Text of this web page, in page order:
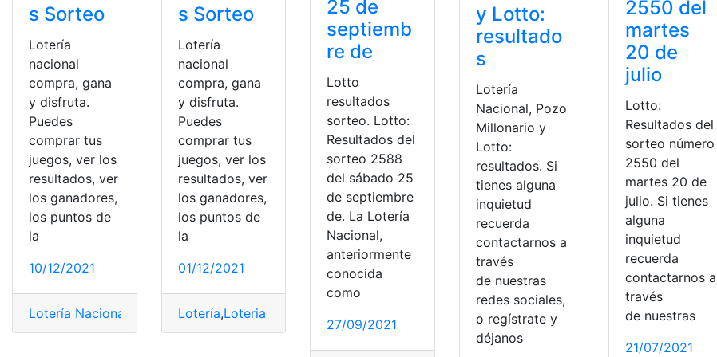
s Sorteo
Lotería
nacional
compra, gana
y disfruta.
Puedes
comprar tus
juegos, ver los
resultados, ver
los ganadores,
los puntos de
la
10/12/2021
Lotería Nacional Pozo Millonario,Raspaditas
s Sorteo
Lotería
nacional
compra, gana
y disfruta.
Puedes
comprar tus
juegos, ver los
resultados, ver
los ganadores,
los puntos de
la
01/12/2021
Lotería,Loteria Nacional Raspaditas
25 de
septiemb
re de
Lotto
resultados
sorteo. Lotto:
Resultados del
sorteo 2588
del sábado 25
de septiembre
de. La Lotería
Nacional,
anteriormente
conocida
como
27/09/2021
y Lotto:
resultado
s
Lotería
Nacional, Pozo
Millonario y
Lotto:
resultados. Si
tienes alguna
inquietud
recuerda
contactarnos a
través
de nuestras
redes sociales,
o regístrate y
déjanos
2550 del
martes
20 de
julio
Lotto:
Resultados del
sorteo número
2550 del
martes 20 de
julio. Si tienes
alguna
inquietud
recuerda
contactarnos a
través
de nuestras
21/07/2021